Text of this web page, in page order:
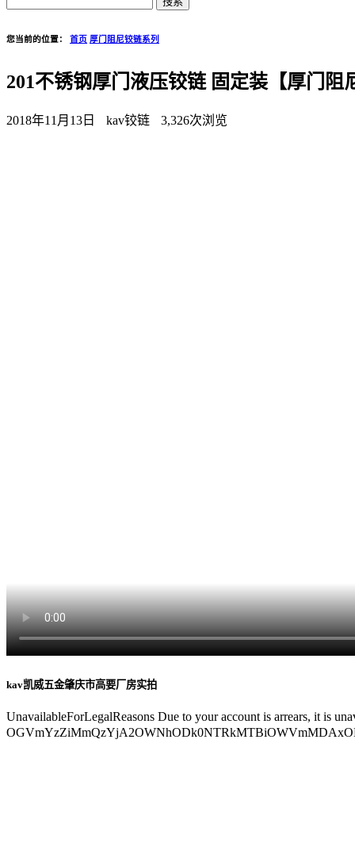
您当前的位置： 首页 厚门阻尼铰链系列
201不锈钢厚门液压铰链 固定装【厚门阻
2018年11月13日 kav铰链 3,326次浏览
kav凯威五金肇庆市高要厂房实拍